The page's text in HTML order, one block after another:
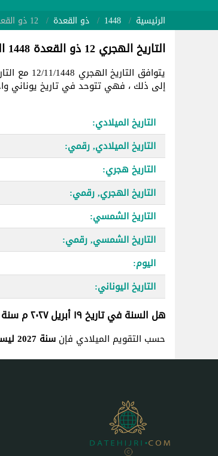
الرئيسية 1448 ذو القعدة 12 ذو القعدة
التاريخ الهجري 12 ذو القعدة 1448 الى ميلادي
يتوافق التاريخ الهجري 12/11/1448 مع التاريخ الميلادي في
إلى ذلك ، فهي تتوحد في تاريخ يوناني واحد وهو
التاريخ الميلادي:
التاريخ الميلادي, رقمي:
التاريخ هجري:
التاريخ الهجري, رقمي:
التاريخ الشمسي:
التاريخ الشمسي, رقمي:
اليوم:
التاريخ اليوناني:
هل السنة في تاريخ ١٩ أبريل ٢٠٢٧ م سنة كبيسة؟
حسب التقويم الميلادي فإن سنة 2027 ليست سنة كبيسة